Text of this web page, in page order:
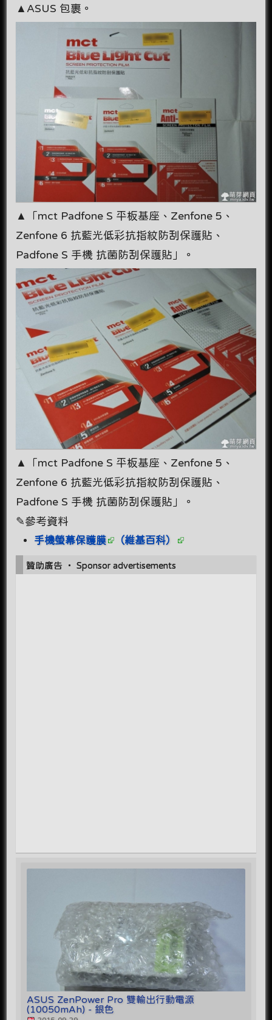
▲ASUS 包裹。
▲「mct Padfone S 平板基座、Zenfone 5、
Zenfone 6 抗藍光低彩抗指紋防刮保護貼、
Padfone S 手機 抗菌防刮保護貼」。
▲「mct Padfone S 平板基座、Zenfone 5、
Zenfone 6 抗藍光低彩抗指紋防刮保護貼、
Padfone S 手機 抗菌防刮保護貼」。
✎參考資料
手機螢幕保護膜
（維基百科）
贊助廣告 ‧ Sponsor advertisements
ASUS ZenPower Pro 雙輸出行動電源
(10050mAh) - 銀色